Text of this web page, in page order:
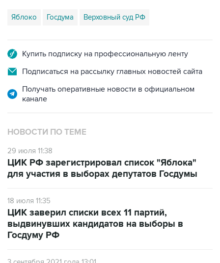
Яблоко Госдума Верховный суд РФ
Купить подписку на профессиональную ленту
Подписаться на рассылку главных новостей сайта
Получать оперативные новости в официальном
канале
НОВОСТИ ПО ТЕМЕ
29 июля 11:38
ЦИК РФ зарегистрировал список "Яблока"
для участия в выборах депутатов Госдумы
18 июля 11:35
ЦИК заверил списки всех 11 партий,
выдвинувших кандидатов на выборы в
Госдуму РФ